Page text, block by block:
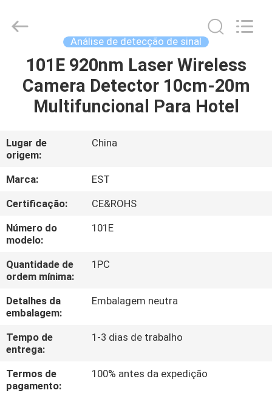
LAR
PRODUTOS
VÍDEOS
SOBRE
NÓS
VISITA
À
FÁBRICA
CONTROLE
DA
QUALIDADE
EASTLONGE
ELECTRONICS(HK)
Análise de detecção de sinal
101E 920nm Laser Wireless
Camera Detector 10cm-20m
Multifuncional Para Hotel
Lugar de
origem:
China
Marca:
EST
Certificação:
CE&ROHS
Número do
modelo:
101E
Quantidade de
ordem mínima:
1PC
Detalhes da
embalagem:
Embalagem neutra
Tempo de
entrega:
1-3 dias de trabalho
Termos de
pagamento:
100% antes da expedição